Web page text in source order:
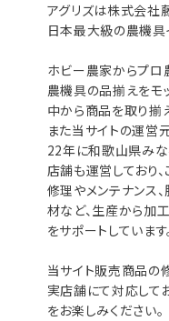
アグリズは株式会社
日本最大級の農機具
ホビー農家からプ
農機具の品揃えをモ
中から商品を取り揃
また当サイトの運
22年に和歌山県み
店舗も運営しており
修理やメンテナンス
材など、生産から加
をサポートしています
当サイト販売商品の
実店舗にて対応して
をお楽しみください。